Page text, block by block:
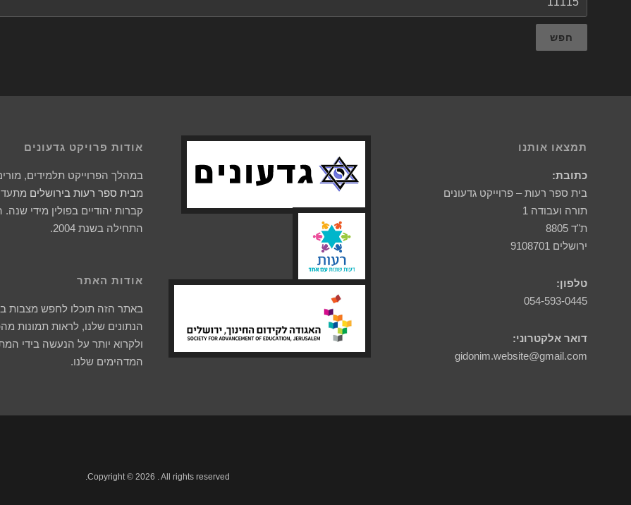
חפש
תמצאו אותנו
כתובת:
בית ספר רעות – פרוייקט גדעונים
תורה ועבודה 1
ת"ד 8805
ירושלים 9108701
טלפון:
054-593-0445
דואר אלקטרוני:
gidonim.website@gmail.com
אודות פרויקט גדעונים
במהלך הפרוייקט תלמידים,
מבית ספר רעות בירושלים
קברות יהודיים בפולין מידי שנה.
התחילה בשנת 2004.
אודות האתר
באתר הזה תוכלו לחפש מצבות
הנתונים שלנו, לראות תמונות
ולקרוא יותר על הנעשה בידי
המדהימים שלנו.
Copyright © 2026 . All rights reserved.